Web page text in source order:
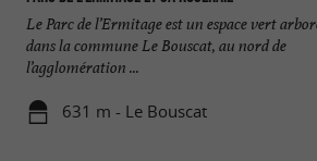
Le Parc de l’Ermitage est un espace vert
dans la commune Le Bouscat, au nord de
l’agglomération ...
631 m - Le Bouscat